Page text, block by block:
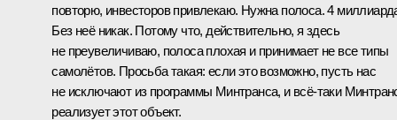
повторю, инвесторов привлекаю. Нужна полоса. 4
Без неё никак. Потому что, действительно, я здесь
не преувеличиваю, полоса плохая и принимает не все типы
самолётов. Просьба такая: если это возможно, пусть нас
не исключают из программы Минтранса, и всё-таки
реализует этот объект.